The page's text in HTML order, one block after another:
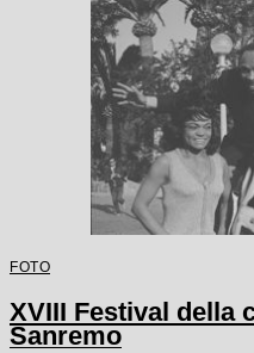
FOTO
XVIII Festival della
Sanremo